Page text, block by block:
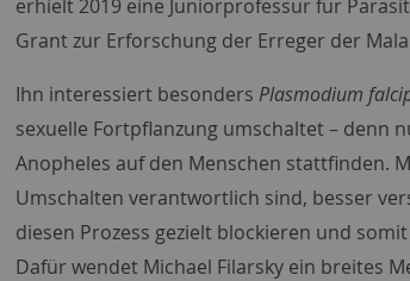
erhielt 2019 eine Juniorprofessur für
Grantzur Erforschung der Erreger der
Ihn interessiert besonders Plasmodium
sexuelle Fortpflanzung umschaltet – denn
Anopheles auf den Menschen stattfinden.
Umschalten verantwortlich sind, besser
diesen Prozess gezielt blockieren und
Dafür wendet Michael Filarsky ein breites